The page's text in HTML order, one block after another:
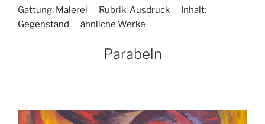
Gattung: Malerei Rubrik: Ausdruck
Inhalt:
Gegenstand
ähnliche Werke
Parabeln